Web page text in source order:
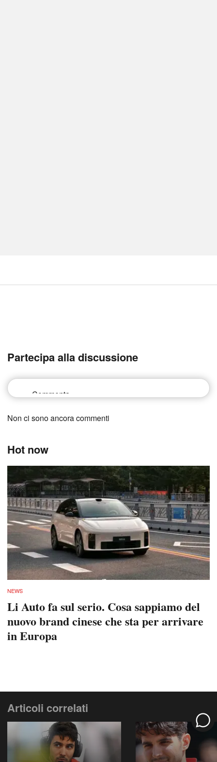
Partecipa alla discussione
Non ci sono ancora commenti
Hot now
NEWS
Li Auto fa sul serio. Cosa sappiamo del
nuovo brand cinese che sta per arrivare
in Europa
Articoli correlati